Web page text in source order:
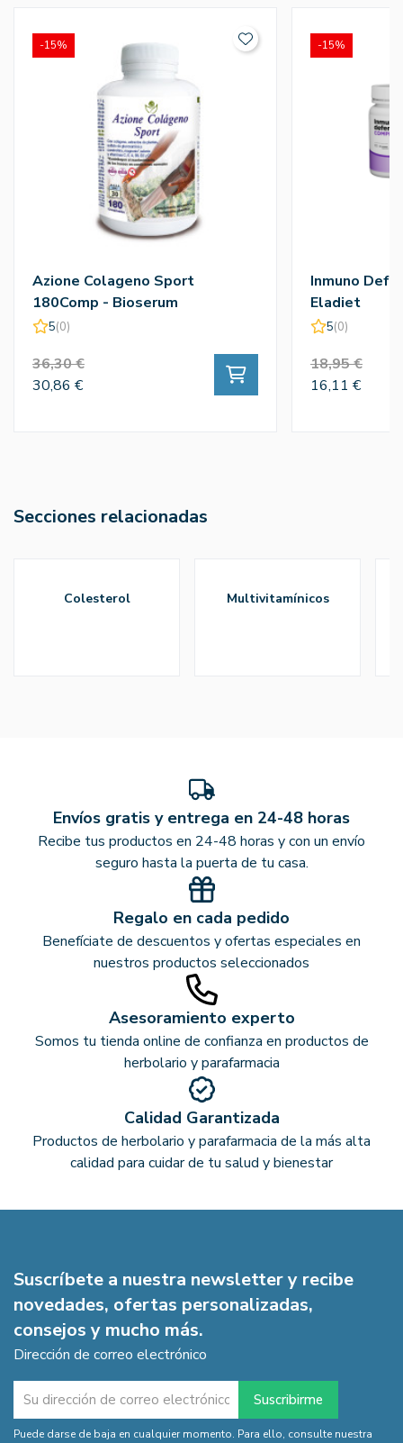
Azione Colageno Sport
180Comp - Bioserum
5(0)
36,30 €
30,86 €
-15%
Inmuno
Eladiet
5(0)
18,95 €
16,11 €
-15%
Secciones relacionadas
colesterol multivitamínicos
Envíos gratis y entrega en 24-48 horas
Recibe tus productos en 24-48 horas y con un envío
seguro hasta la puerta de tu casa.
Regalo en cada pedido
Benefíciate de descuentos y ofertas especiales en
nuestros productos seleccionados
Asesoramiento experto
Somos tu tienda online de confianza en productos de
herbolario y parafarmacia
Calidad Garantizada
Productos de herbolario y parafarmacia de la más alta
calidad para cuidar de tu salud y bienestar
Suscríbete a nuestra newsletter y recibe
novedades, ofertas personalizadas,
consejos y mucho más.
Dirección de correo electrónico
Puede darse de baja en cualquier momento. Para ello, consulte nuestra